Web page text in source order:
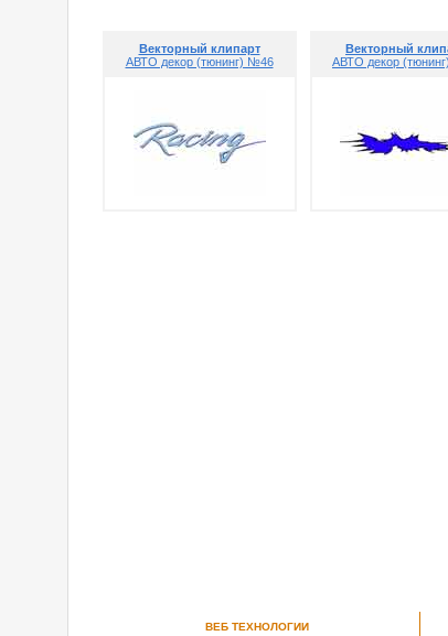
Векторный клипарт
АВТО декор (тюнинг) №46
Векторный
АВТО декор
ВЕБ ТЕХНОЛОГИИ